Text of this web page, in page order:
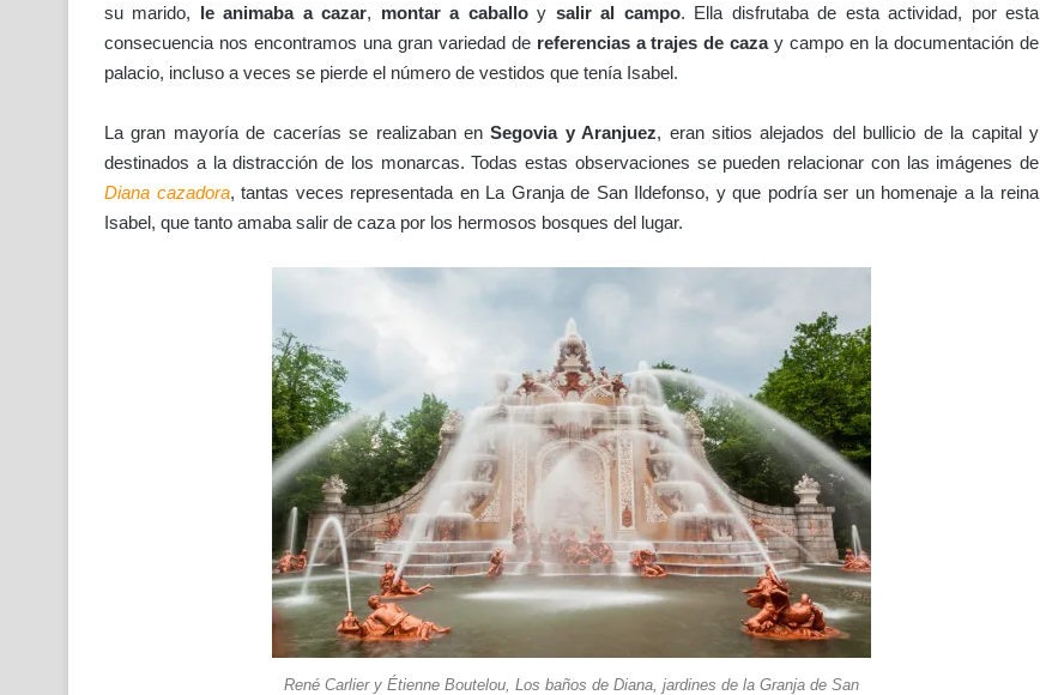
su marido, le animaba a cazar, montar a caballoy salir al campo. Ella disfrutaba de esta actividad, por esta
consecuencia nos encontramos una gran variedad de referencias a trajes de cazay campo en la documentación de
palacio, incluso a veces se pierde el número de vestidos que tenía Isabel.
La gran mayoría de cacerías se realizaban enSegovia y Aranjuez, eran sitios alejados del bullicio de la capital y
destinados a la distracción de los monarcas. Todas estas observaciones se pueden relacionar con las imágenes de
Diana cazadora, tantas veces representada en La Granja de San Ildefonso, y que podría ser un homenaje a la reina
Isabel, que tanto amaba salir de caza por los hermosos bosques del lugar.
René Carlier y Étienne Boutelou, Los baños de Diana, jardines de la Granja de San